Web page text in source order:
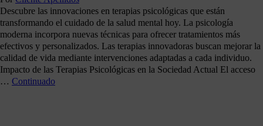
Descubre las innovaciones en terapias psicológicas que están
transformando el cuidado de la salud mental hoy. La psicología
moderna incorpora nuevas técnicas para ofrecer tratamientos más
efectivos y personalizados. Las terapias innovadoras buscan mejorar la
calidad de vida mediante intervenciones adaptadas a cada individuo.
Impacto de las Terapias Psicológicas en la Sociedad Actual El acceso
… Continuado